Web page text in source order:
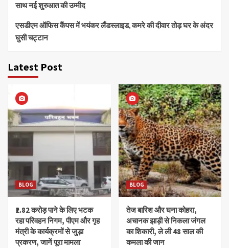
साथ नई शुरुआत की उम्मीद
एसडीएम ऑफिस कैंपस में भयंकर लैंडस्लाइड, कमरे की दीवार तोड़ घर के अंदर
घुसी चट्टान
Latest Post
BLOG
₹2.82 करोड़ पाने के लिए भटक
रहा परिवहन निगम, पीएम और गृह
मंत्री के कार्यक्रमों से जुड़ा
प्रकरण, जानें पूरा मामला
BLOG
तेज बारिश और घना कोहरा,
अचानक झाड़ी से निकला जंगल
का शिकारी, ले ली 48 साल की
कमला की जान